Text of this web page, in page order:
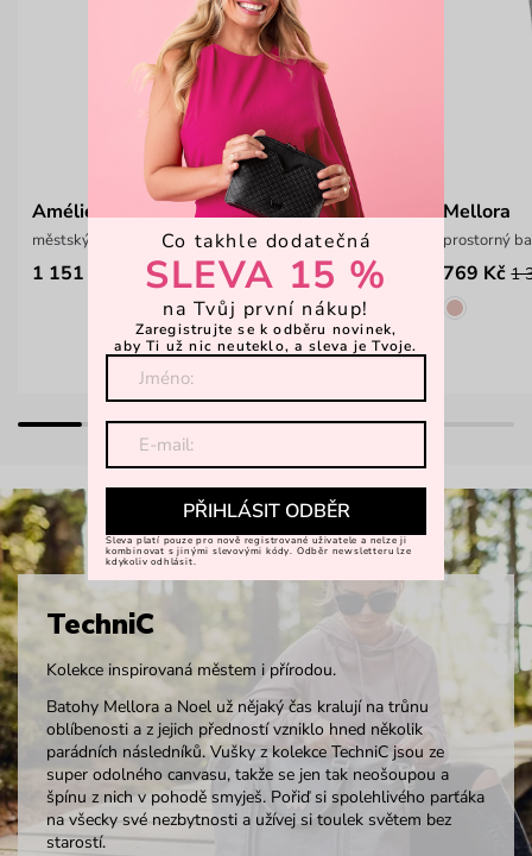
Amélie Tapered Backpack
městský batůžek na zip Vushie
1 151 Kč 1 599 Kč
Mellora
prostorný
769 Kč 1
TechniC
Kolekce inspirovaná městem i přírodou.
Batohy Mellora a Noel už nějaký čas kralují na trůnu
oblíbenosti a z jejich předností vzniklo hned několik
parádních následníků. Vušky z kolekce TechniC jsou ze
super odolného canvasu, takže se jen tak neošoupou a
špínu z nich v pohodě smyješ. Pořiď si spolehlivého parťáka
na všecky své nezbytnosti a užívej si toulek světem bez
starostí.
Co takhle dodatečná
SLEVA 15 %
na Tvůj první nákup!
Zaregistrujte se k odběru novinek,
aby Ti už nic neuteklo, a sleva je Tvoje.
PŘIHLÁSIT ODBĚR
Sleva platí pouze pro nově registrované uživatele a nelze ji
kombinovat s jinými slevovými kódy. Odběr newsletteru lze
kdykoliv odhlásit.